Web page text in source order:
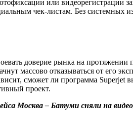
или видеорегистрации
чек-листам. Без системных
доверие рынка на протяжении
массово отказываться от его
сможет ли программа Superjet
проект.
Москва – Батуми сняли на